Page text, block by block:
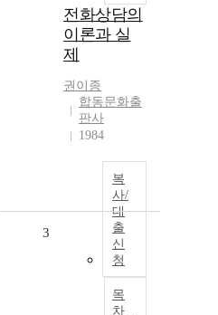
전화상담의
이론과 실
제
권이종
합동문화출
판사
1984
복
사/
대
출
신
청
목
차
3